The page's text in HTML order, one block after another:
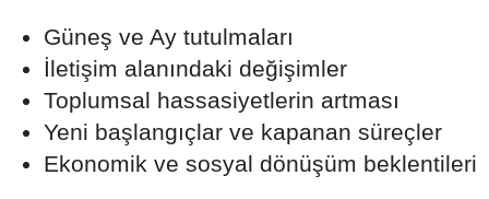
Güneş ve Ay tutulmaları
İletişim alanındaki değişimler
Toplumsal hassasiyetlerin artması
Yeni başlangıçlar ve kapanan süreçler
Ekonomik ve sosyal dönüşüm beklentileri